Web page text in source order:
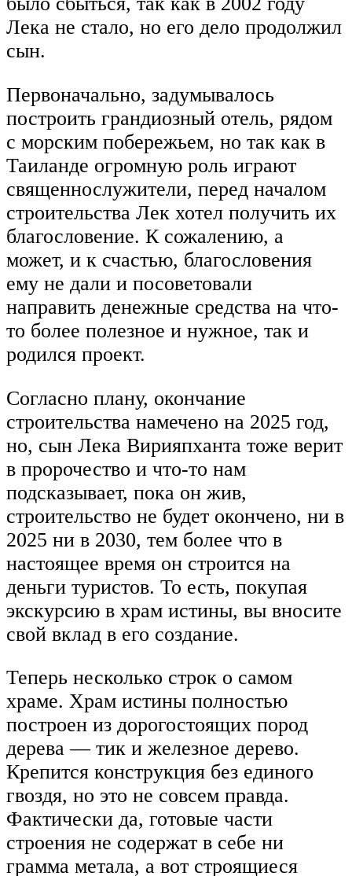
Лека не стало, но его дело продолжил
сын.
Первоначально, задумывалось
построить грандиозный отель, рядом
с морским побережьем, но так как в
Таиланде огромную роль играют
священнослужители, перед началом
строительства Лек хотел получить их
благословение. К сожалению, а
может, и к счастью, благословения
ему не дали и посоветовали
направить денежные средства на что-
то более полезное и нужное, так и
родился проект.
Согласно плану, окончание
строительства намечено на 2025 год,
но, сын Лека Вирияпханта тоже верит
в пророчество и что-то нам
подсказывает, пока он жив,
строительство не будет окончено, ни в
2025 ни в 2030, тем более что в
настоящее время он строится на
деньги туристов. То есть, покупая
экскурсию в храм истины, вы вносите
свой вклад в его создание.
Теперь несколько строк о самом
храме. Храм истины полностью
построен из дорогостоящих пород
дерева — тик и железное дерево.
Крепится конструкция без единого
гвоздя, но это не совсем правда.
Фактически да, готовые части
строения не содержат в себе ни
грамма метала, а вот строящиеся